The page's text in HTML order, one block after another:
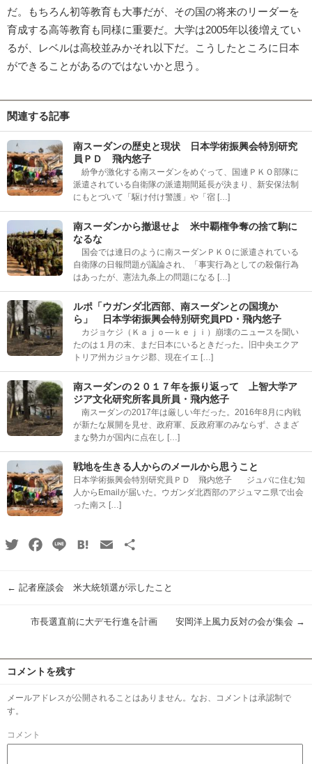
だ。もちろん初等教育も大事だが、その国の将来のリーダーを
育成する高等教育も同様に重要だ。大学は2005年以後増えてい
るが、レベルは高校並みかそれ以下だ。こうしたところに日本
ができることがあるのではないかと思う。
関連する記事
南スーダンの歴史と現状 日本学術振興会特別研究
員ＰＤ 飛内悠子
紛争が激化する南スーダンをめぐって、国連ＰＫＯ部隊に
派遣されている自衛隊の派遣期間延長が決まり、新安保法制
にもとづいて「駆け付け警護」や「宿 […]
南スーダンから撤退せよ 米中覇権争奪の捨て駒に
なるな
国会では連日のように南スーダンＰＫＯに派遣されている
自衛隊の日報問題が議論され、「事実行為としての殺傷行為
はあったが、憲法九条上の問題になる […]
ルポ「ウガンダ北西部、南スーダンとの国境か
ら」 日本学術振興会特別研究員PD・飛内悠子
カジョケジ（Ｋａｊｏ―ｋｅｊｉ）崩壊のニュースを聞い
たのは１月の末、まだ日本にいるときだった。旧中央エクア
トリア州カジョケジ郡、現在イエ […]
南スーダンの２０１７年を振り返って 上智大学ア
ジア文化研究所客員所員・飛内悠子
南スーダンの2017年は厳しい年だった。2016年8月に内戦
が新たな展開を見せ、政府軍、反政府軍のみならず、さまざ
まな勢力が国内に点在し […]
戦地を生きる人からのメールから思うこと
日本学術振興会特別研究員ＰＤ 飛内悠子 ジュバに住む知
人からEmailが届いた。ウガンダ北西部のアジュマニ県で出会
った南ス […]
TwitterFacebook
Line HatenaEmail
← 記者座談会 米大統領選が示したこと
市長選直前に大デモ行進を計画 安岡洋上風力反対の会が集会 →
コメントを残す
メールアドレスが公開されることはありません。なお、コメントは承認制で
す。
コメント